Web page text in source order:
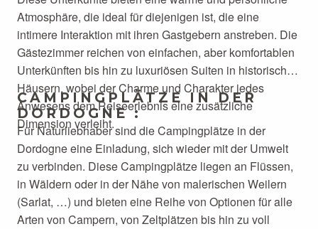
Atmosphäre, die ideal für diejenigen ist, die eine
intimere Interaktion mit ihren Gastgebern anstreben. Die
Gästezimmer reichen von einfachen, aber komfortablen
Unterkünften bis hin zu luxuriösen Suiten in historischen
Häusern, wobei der Charme und Charakter jedes
Anwesens dem Reiseerlebnis eine zusätzliche
Dimension verleiht.
CAMPINGPLÄTZE IN DER
DORDOGNE :
Für Naturliebhaber sind die Campingplätze in der
Dordogne eine Einladung, sich wieder mit der Umwelt
zu verbinden. Diese Campingplätze liegen an Flüssen,
in Wäldern oder in der Nähe von malerischen Weilern
(Sarlat, …) und bieten eine Reihe von Optionen für alle
Arten von Campern, von Zeltplätzen bis hin zu voll